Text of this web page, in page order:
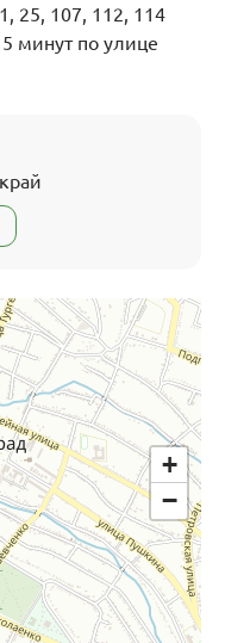
25, 107, 112, 114
минут по улице
+
−